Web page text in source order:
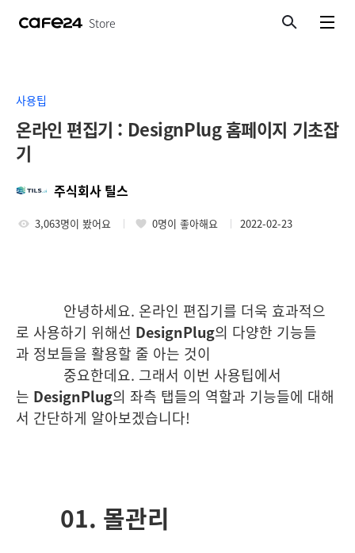
Store
사용팁
온라인 편집기 : DesignPlug 홈페이지 기초잡
기
주식회사 틸스
3,063명이 봤어요 0명이 좋아해요 2022-02-23
안녕하세요. 온라인 편집기를 더욱 효과적으
로 사용하기 위해선 DesignPlug의 다양한 기능들
과 정보들을 활용할 줄 아는 것이
중요한데요. 그래서 이번 사용팁에서
는 DesignPlug의 좌측 탭들의 역할과 기능들에 대해
서 간단하게 알아보겠습니다!
01. 몰관리